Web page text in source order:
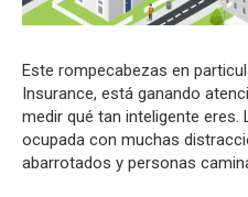
Este rompecabezas en
Insurance, está ganando
medir qué tan inteligente eres.
ocupada con muchas
abarrotados y personas